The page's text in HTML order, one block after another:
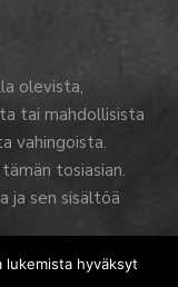
olevista,
tai mahdollisista
vahingoista.
tosiasian.
ja sen sisältöä
lukemista hyväksyt